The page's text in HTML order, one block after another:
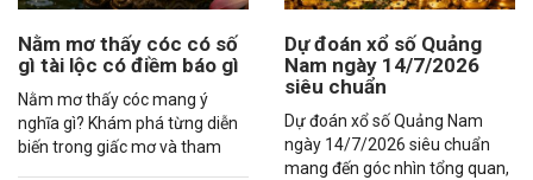
Nằm mơ thấy cóc có số
gì tài lộc có điềm báo gì
Nằm mơ thấy cóc mang ý
nghĩa gì? Khám phá từng diễn
biến trong giấc mơ và tham
Dự đoán xổ số Quảng
Nam ngày 14/7/2026
siêu chuẩn
Dự đoán xổ số Quảng Nam
ngày 14/7/2026 siêu chuẩn
mang đến góc nhìn tổng quan,